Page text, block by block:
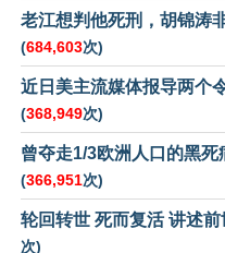
老江想判他死刑，胡锦涛
(684,603次)
近日美主流媒体报导两个
(368,949次)
曾夺走1/3欧洲人口的黑死
(366,951次)
轮回转世 死而复活 讲述
次)